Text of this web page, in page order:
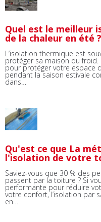
Quel est le meilleur
de la chaleur en été ?
L’isolation thermique est
protéger sa maison du
pour protéger votre espace
pendant la saison estivale
dans…
Qu'est ce que La
l'isolation de votre
Saviez-vous que 30 % des
passent par la toiture ? Si
performante pour réduire
votre confort, l’isolation par
en…